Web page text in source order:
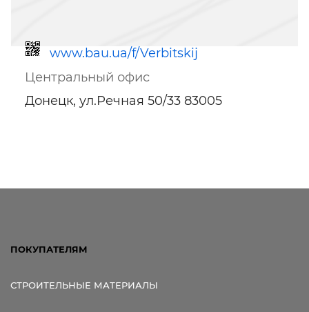
www.bau.ua/f/Verbitskij
Центральный офис
Донецк, ул.Речная 50/33 83005
ПОКУПАТЕЛЯМ
СТРОИТЕЛЬНЫЕ МАТЕРИАЛЫ